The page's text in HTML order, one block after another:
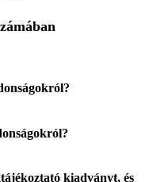
kiadványt, és